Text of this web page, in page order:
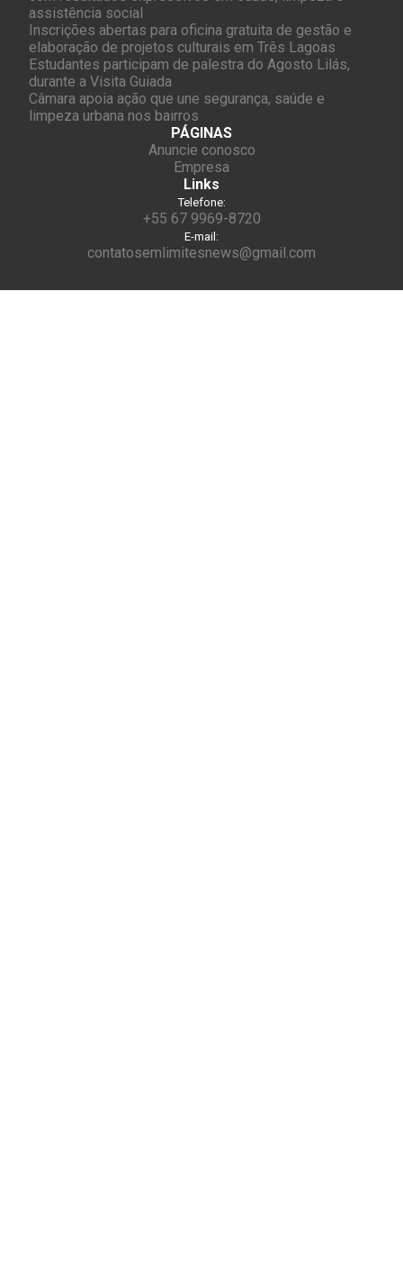
assistência social
Inscrições abertas para oficina gratuita de gestão e
elaboração de projetos culturais em Três Lagoas
Estudantes participam de palestra do Agosto Lilás,
durante a Visita Guiada
Câmara apoia ação que une segurança, saúde e
limpeza urbana nos bairros
PÁGINAS
Anuncie conosco
Empresa
Links
Telefone:
+55 67 9969-8720
E-mail:
contatosemlimitesnews@gmail.com